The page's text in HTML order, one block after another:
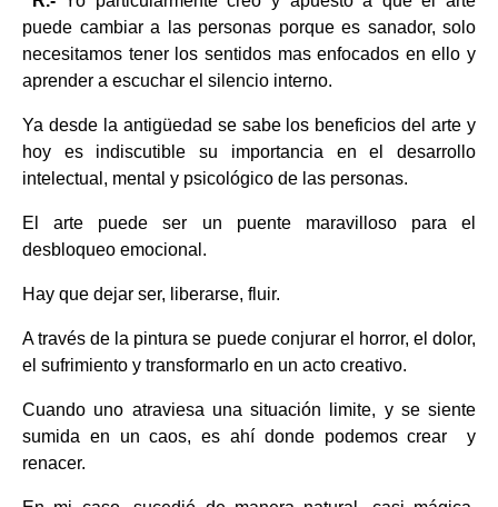
puede cambiar a las personas porque es sanador, solo
necesitamos tener los sentidos mas enfocados en ello y
aprender a escuchar el silencio interno.
Ya desde la antigüedad se sabe los beneficios del arte y
hoy es indiscutible su importancia en el desarrollo
intelectual, mental y psicológico de las personas.
El arte puede ser un puente maravilloso para el
desbloqueo emocional.
Hay que dejar ser, liberarse, fluir.
A través de la pintura se puede conjurar el horror, el dolor,
el sufrimiento y transformarlo en un acto creativo.
Cuando uno atraviesa una situación limite, y se siente
sumida en un caos, es ahí donde podemos crear y
renacer.